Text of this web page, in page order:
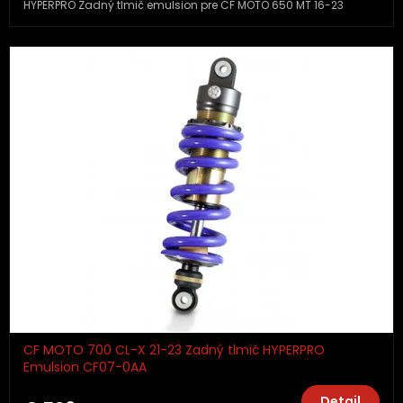
HYPERPRO Zadný tlmič emulsion pre CF MOTO 650 MT 16-23
CF MOTO 700 CL-X 21-23 Zadný tlmič HYPERPRO
Emulsion CF07-0AA